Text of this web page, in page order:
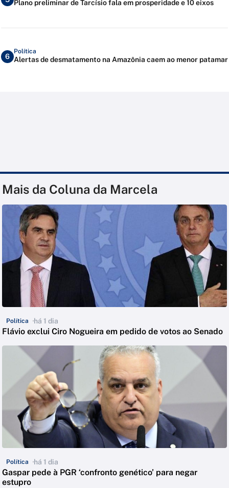
Plano preliminar de Tarcísio fala em prosperidade e 10 eixos
6
Política
Alertas de desmatamento na Amazônia caem ao menor patamar
Mais da Coluna da Marcela
Política há 1 dia
Flávio exclui Ciro Nogueira em pedido de votos ao Senado
Política há 1 dia
Gaspar pede à PGR ‘confronto genético’ para negar
estupro